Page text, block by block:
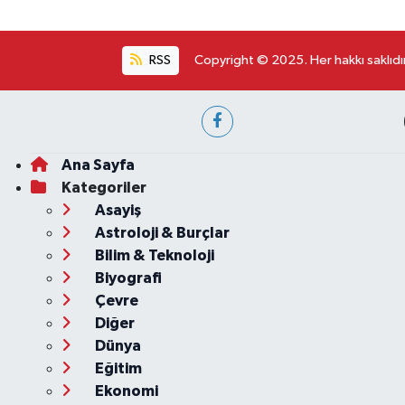
RSS Copyright © 2025. Her hakkı
Ana Sayfa
Kategoriler
Asayiş
Astroloji & Burçlar
Bilim & Teknoloji
Biyografi
Çevre
Diğer
Dünya
Eğitim
Ekonomi